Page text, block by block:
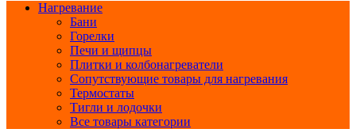
Нагревание
Бани
Горелки
Печи и щипцы
Плитки и колбонагреватели
Сопутствующие товары для нагревания
Термостаты
Тигли и лодочки
Все товары категории